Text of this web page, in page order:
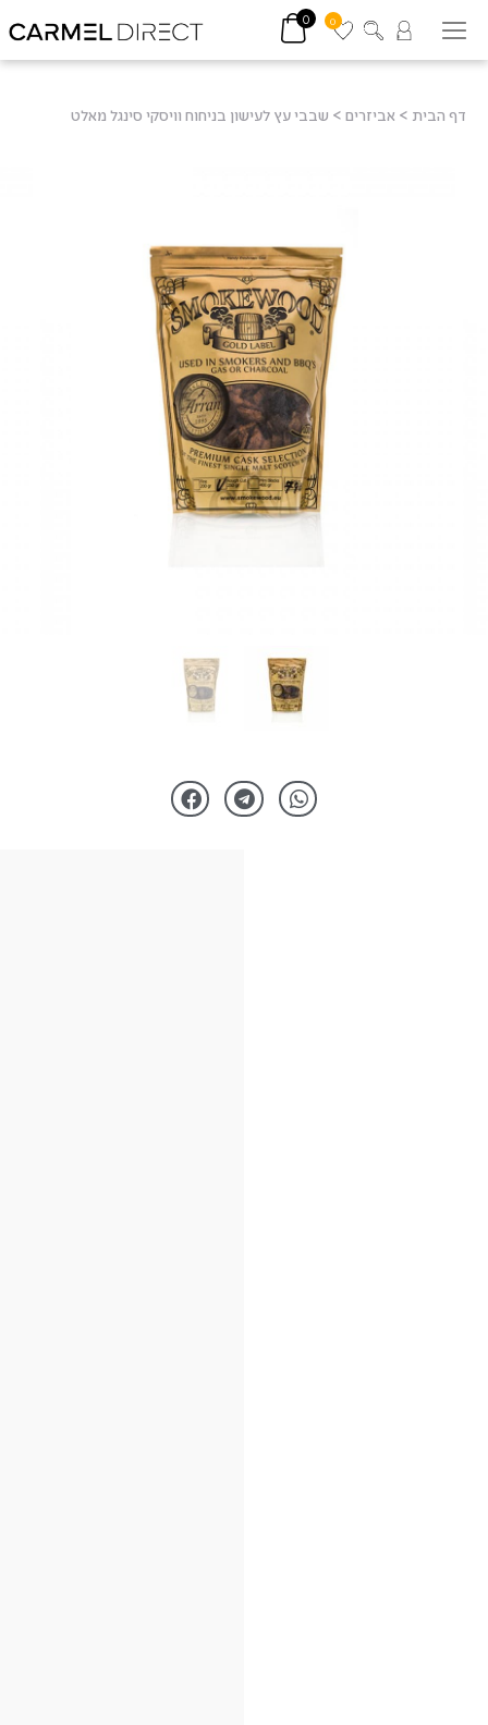
0
0
דף הבית > אביזרים > שבבי עץ לעישון בניחוח וויסקי סינגל מאלט